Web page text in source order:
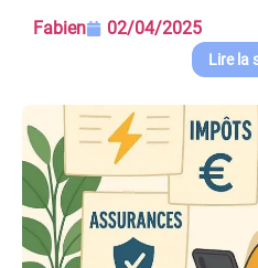
Fabien 02/04/2025
Lire la